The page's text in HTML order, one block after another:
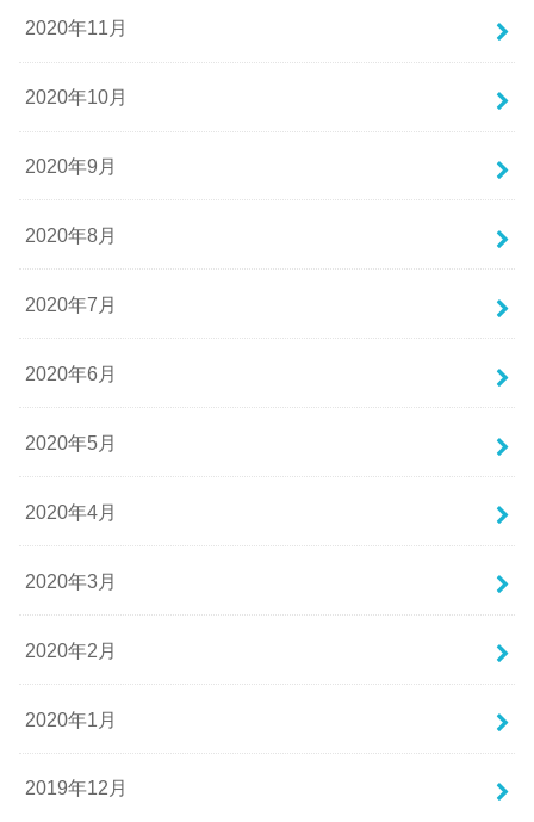
2020年11月
2020年10月
2020年9月
2020年8月
2020年7月
2020年6月
2020年5月
2020年4月
2020年3月
2020年2月
2020年1月
2019年12月